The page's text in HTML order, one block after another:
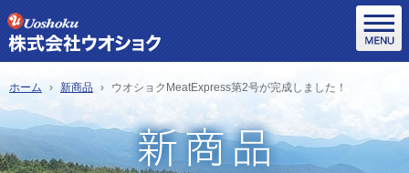
ホーム 新商品 ウオショクMeatExpress第2号が完成しました！